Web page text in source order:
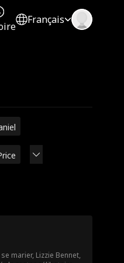
Français
marier, Lizzie Bennet,